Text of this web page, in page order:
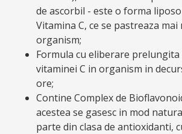
de ascorbil - este o forma
Vitamina C, ce se pastreaza
organism;
Formula cu eliberare
vitaminei C in organism in
ore;
Contine Complex de
acestea se gasesc in mod
parte din clasa de antioxidanti,